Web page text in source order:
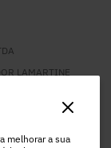
melhorar a sua
LAMARTINE